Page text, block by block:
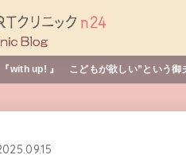
『with up! 』 こどもが欲しい”という御